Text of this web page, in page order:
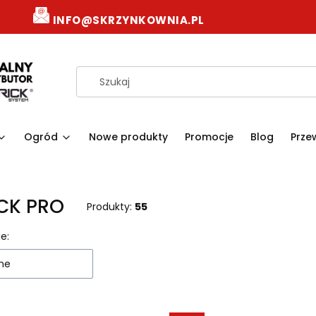
INFO@SKRZYNKOWNIA.PL
Ogród Nowe produkty Promocje Blog
PRO Produkty: 55